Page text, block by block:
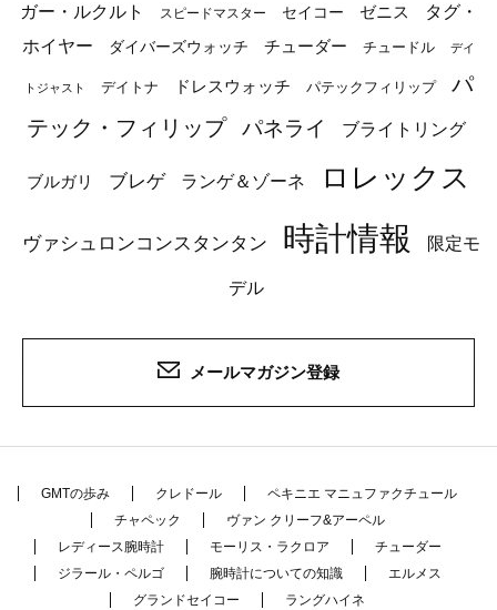
ガー・ルクルト
スピードマスター セイコー ゼニス
タグ・
ホイヤー
ダイバーズウォッチ チューダー チュードル デイ
トジャスト デイトナ ドレスウォッチ パテックフィリップ
パ
テック・フィリップ
パネライ ブライトリング
ブルガリ ブレゲ ランゲ＆ゾーネ ロレックス
ヴァシュロンコンスタンタン 時計情報 限定モ
デル
メールマガジン登録
GMTの歩み クレドール
ペキニエ マニュファクチュール
チャペック
ヴァン クリーフ&アーペル
レディース腕時計
モーリス・ラクロア
チューダー
ジラール・ペルゴ
腕時計についての知識
エルメス
グランドセイコー
ラングハイネ